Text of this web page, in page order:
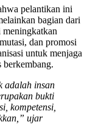
pelantikan ini
bagian dari
meningkatkan
dan promosi
untuk menjaga
berkembang.
adalah insan
bukti
kompetensi,
ujar